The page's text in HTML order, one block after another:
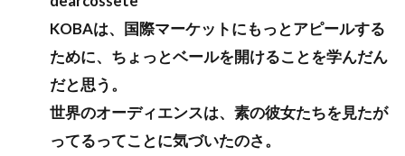
KOBAは、国際マーケットにもっとアピールする
ために、ちょっとベールを開けることを学んだん
だと思う。
世界のオーディエンスは、素の彼女たちを見たが
ってるってことに気づいたのさ。